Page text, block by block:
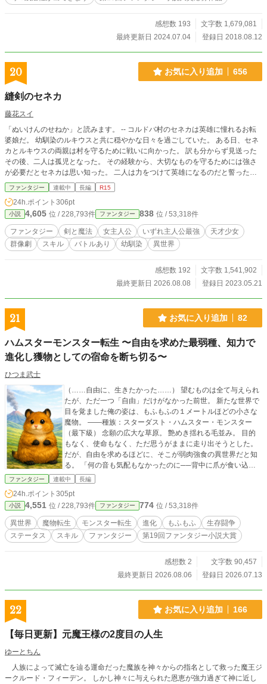
はどこだ！” 異世界の、草原に放り出されている。かろうじ
て服は着ているが、現地に合わせた服なのだろう。スキルも
単に受けた。 いきなりハードプレイか？いい度胸している
意） ハーレムにはなりません。 ハーレムを求める人はこ
感想数 193
文字数 1,679,081
最終更新日 2024.07.04
登録日 2018.08.12
20 お気に入り追加 656
縫剣のセネカ
藤花スイ
「ぬいけんのせねか」と読みます。 -- コルドバ村のセネカは英雄に憧れるお転
婆娘だ。 幼馴染のルキウスと共に穏やかな日々を過ごしていた。 ある日、セネ
カとルキウスの両親は村を守るために戦いに向かった。 訳も分からず見送った
その後、二人は孤児となった。 その経験から、大切なものを守るためには強さ
が必要だとセネカは思い知った。 二人は力をつけて英雄になるのだと誓った。
しかし、セネカが十歳の時に授かったのは【縫う】という非戦闘系のスキルだっ
た。 一方、ルキウスは破格のスキル【神聖魔法】を得て、王都の教会へと旅立
ってゆく。 二人の道は分かれてしまった。 残されたセネカは、ルキウスとの約
束を胸に問い続ける。 どうやって戦っていくのか。希望はどこにあるの
か⋯⋯。 セネカは剣士で、膨大な魔力を持っている。 でも【縫う】と剣をどう
合わせたら良いのか分からなかった。 答えは簡単に出ないけれど、セネカは諦
めなかった。 創意を続ければいつしか全ての力が繋がる時が来ると信じてい
いていかれないようにとひた向きに力を磨いていく。 遠い地でルキウスもまた
自分の道を歩み始めた。 セネカとの大切な約束を守るために。 そして二人は巻
人の少女が針と糸を使って世界と繋がる物語 （旧題：スキル【縫う】で無双し
ます！ 〜ハズレスキルと言われたけれど、努力で当たりにしてみます〜）
ファンタジー 連載中 長編 R15
24h.ポイント 306pt
小説 4,605 位 / 228,793件 ファンタジー 838 位 / 53,318件
ファンタジー 剣と魔法 女主人公 いずれ主人公最強
天才少女
群像劇
スキル バトルあり 幼馴染 異世界
感想数 192
文字数 1,541,902
最終更新日 2026.08.08
登録日 2023.05.21
21 お気に入り追加 82
ハムスターモンスター転生 〜自由を求めた最弱種、知力で
進化し獲物としての宿命を断ち切る〜
ひつま武士
（……自由に、生きたかった……） 望むものは全て与えられ
たが、ただ一つ「自由」だけがなかった前世。 新たな世界で
目を覚ました俺の姿は、もふもふの１メートルほどの小さな
魔物。 ――種族：スターダスト・ハムスター・モンスター
（最下級） 念願の広大な草原。 艶めき揺れる毛並み。 目的
もなく、使命もなく、ただ思うがままに走り出そうとした。
だが、自由を求めるほどに、そこが弱肉強食の異世界だと知
る。 「何の音も気配もなかったのに──背中に爪が食い込ん
でる！？」 ──絶体絶命のピンチから始まる、一匹のハムス
に、 自由を邪魔する全てと戦い抜く物語。 ※本作品の本文・
内容の無断転載、複製、および生成AI等への学習利用を固く
禁止します。
ファンタジー 連載中 長編
24h.ポイント 305pt
小説 4,551 位 / 228,793件 ファンタジー 774 位 / 53,318件
異世界 魔物転生 モンスター転生 進化 もふもふ
生存闘争
ステータス
スキル ファンタジー 第19回ファンタジー小説大賞
感想数 2
文字数 90,457
最終更新日 2026.08.06
登録日 2026.07.13
22 お気に入り追加 166
【毎日更新】元魔王様の2度目の人生
ゆーとちん
人族によって滅亡を辿る運命だった魔族を神々からの指名として救った魔王ジ
ークルード・フィーデン。 しかし神々に与えられた恩恵が強力過ぎて神に近し